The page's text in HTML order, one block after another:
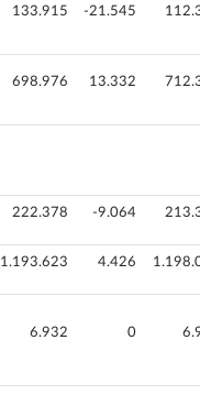
133.915 -21.545
698.976 13.332
222.378 -9.064
1.193.623 4.426
6.932 0